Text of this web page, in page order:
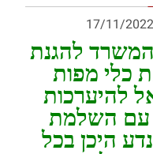
17/11/2022
להגנת
כלי מפות
להיערכות
עם השלמת
היכן בכל